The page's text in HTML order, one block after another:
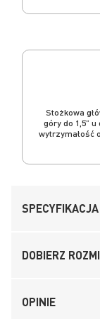
Stożkowa
góry do 1,5”
wytrzymałość
SPECYFIKACJA
DOBIERZ
OPINIE